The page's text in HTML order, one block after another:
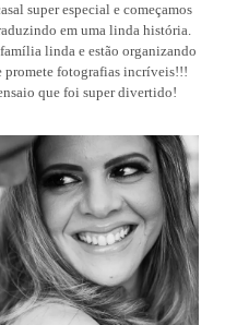
super especial e começamos
em uma linda história.
linda e estão organizando
promete fotografias incríveis!!!
que foi super divertido!